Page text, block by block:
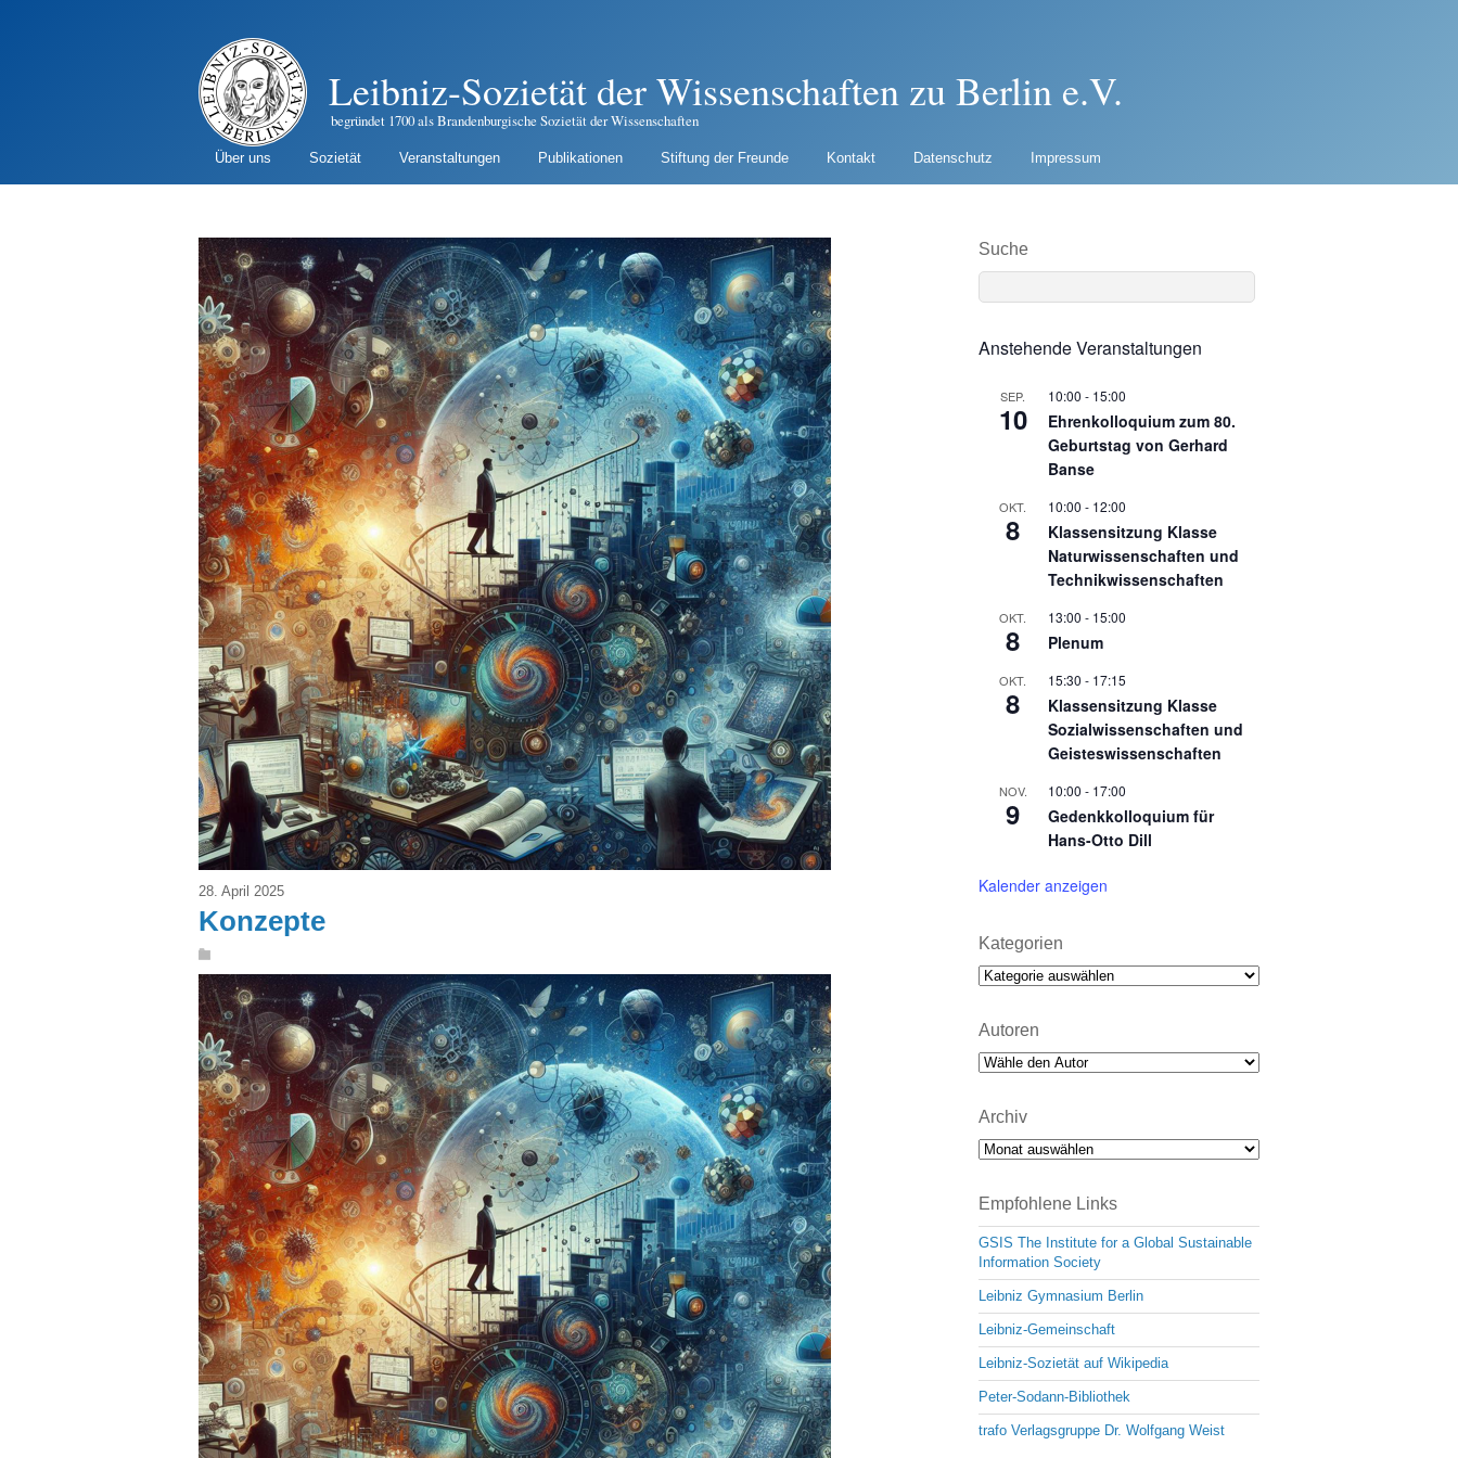
Leibniz-Sozietät der Wissenschaften zu Berlin e.V.
begründet 1700 als Brandenburgische Sozietät der Wissenschaften
Über uns Sozietät Veranstaltungen Publikationen Stiftung der Freunde Kontakt Datenschutz Impressum
28. April 2025
Konzepte
Suche
Anstehende Veranstaltungen
SEP.
10
10:00 - 15:00
Ehrenkolloquium zum 80.
Geburtstag von Gerhard
Banse
OKT.
8
10:00 - 12:00
Klassensitzung Klasse
Naturwissenschaften und
Technikwissenschaften
OKT.
8
13:00 - 15:00
Plenum
OKT.
8
15:30 - 17:15
Klassensitzung Klasse
Sozialwissenschaften und
Geisteswissenschaften
NOV.
9
10:00 - 17:00
Gedenkkolloquium für
Hans-Otto Dill
Kalender anzeigen
Kategorien
Kategorien
Autoren
Archiv
Archiv
Empfohlene Links
GSIS The Institute for a Global Sustainable
Information Society
Leibniz Gymnasium Berlin
Leibniz-Gemeinschaft
Leibniz-Sozietät auf Wikipedia
Peter-Sodann-Bibliothek
trafo Verlagsgruppe Dr. Wolfgang Weist